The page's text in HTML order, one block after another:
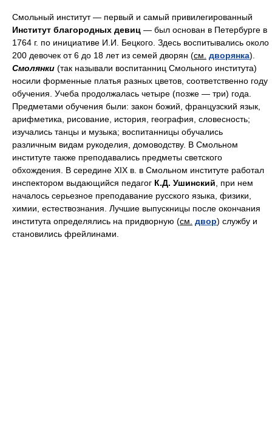
Смольный институт — первый и самый привилегированный
Институт благородных девиц — был основан в Петербурге в
1764 г. по инициативе И.И. Бецкого. Здесь воспитывались около
200 девочек от 6 до 18 лет из семей дворян (см. дворянка).
Смолянки (так называли воспитанниц Смольного института)
носили форменные платья разных цветов, соответственно году
обучения. Учеба продолжалась четыре (позже — три) года.
Предметами обучения были: закон божий, французский язык,
арифметика, рисование, история, география, словесность;
изучались танцы и музыка; воспитанницы обучались
различным видам рукоделия, домоводству. В Смольном
институте также преподавались предметы светского
обхождения. В середине XIX в. в Смольном институте работал
инспектором выдающийся педагог К.Д. Ушинский , при нем
началось серьезное преподавание русского языка, физики,
химии, естествознания. Лучшие выпускницы после окончания
института определялись на придворную (см. двор) службу и
становились фрейлинами.